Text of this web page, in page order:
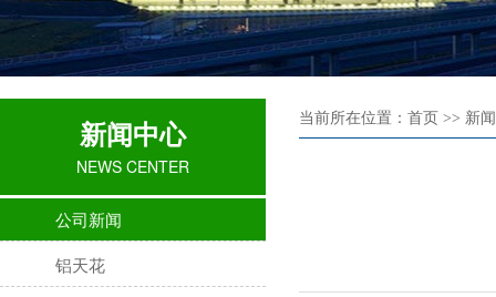
新闻中心
NEWS CENTER
公司新闻
铝天花
当前所在位置：首页 >> 新